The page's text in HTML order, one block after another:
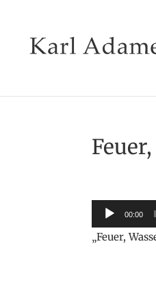
Audio-
Player
00:00
„Feuer,